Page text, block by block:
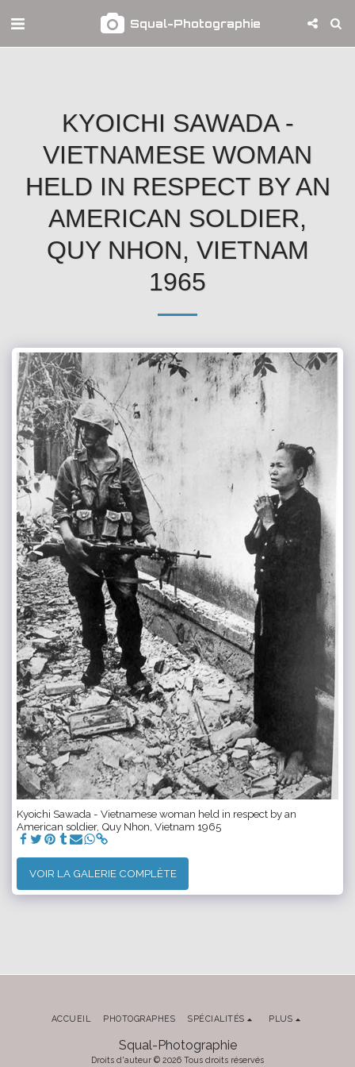
Squal-Photographie
KYOICHI SAWADA -
VIETNAMESE WOMAN
HELD IN RESPECT BY AN
AMERICAN SOLDIER,
QUY NHON, VIETNAM
1965
Kyoichi Sawada - Vietnamese woman held in respect by an
American soldier, Quy Nhon, Vietnam 1965
VOIR LA GALERIE COMPLÈTE
Squal-Photographie
Droits d'auteur © 2026 Tous droits réservés
ACCUEIL PHOTOGRAPHES SPÉCIALITÉS PLUS